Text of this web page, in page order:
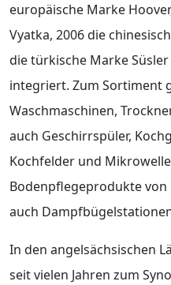
europäische Marke
Vyatka, 2006 die
die türkische Marke
integriert. Zum Sortiment
Waschmaschinen,
auch Geschirrspüler,
Kochfelder und
Bodenpflegeprodukte von
auch
In den angelsächsischen
seit vielen Jahren zum